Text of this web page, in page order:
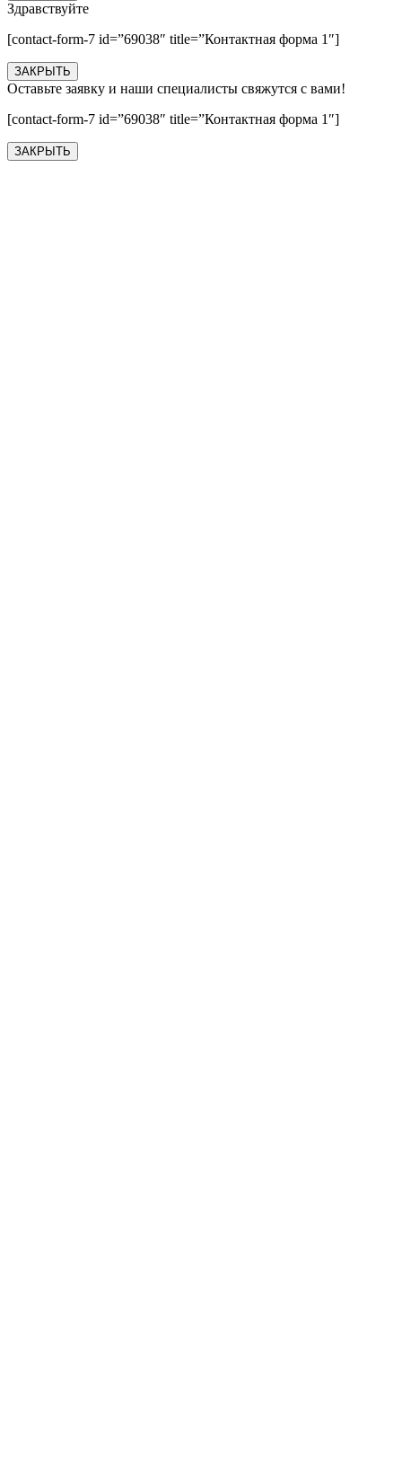
Здравствуйте
[contact-form-7 id=”69038″ title=”Контактная форма 1″]
ЗАКРЫТЬ
Оставьте заявку и наши специалисты свяжутся с вами!
[contact-form-7 id=”69038″ title=”Контактная форма 1″]
ЗАКРЫТЬ